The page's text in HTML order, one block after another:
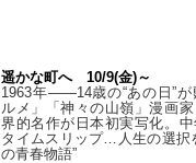
遥かな町へ 10/9(金)～
1963年――14歳の“あの日”
ルメ」「神々の山嶺」漫画
界的名作が日本初実写化。
タイムスリップ…人生の選択
の青春物語”